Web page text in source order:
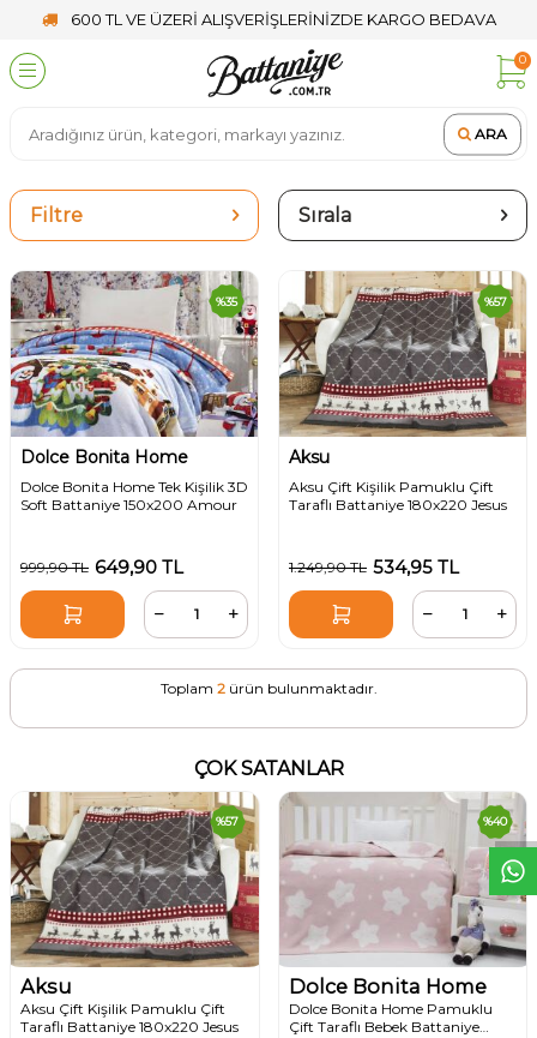
W
h
t
s
a
p
p
D
e
s
e
H
a
t
t
600 TL VE ÜZERİ ALIŞVERİŞLERİNİZDE KARGO BEDAVA
ARA
0
Filtre Sırala
%35
Dolce Bonita Home
Dolce Bonita Home Tek Kişilik 3D
Soft Battaniye 150x200 Amour
999,90TL 649,90 TL
%57
Aksu
Aksu Çift Kişilik Pamuklu Çift
Taraflı Battaniye 180x220 Jesus
1.249,90TL 534,95 TL
Toplam 2ürün bulunmaktadır.
ÇOK SATANLAR
%57
Aksu
Aksu Çift Kişilik Pamuklu Çift
Taraflı Battaniye 180x220 Jesus
%40
Dolce Bonita Home
Dolce Bonita Home Pamuklu
Çift Taraflı Bebek Battaniye